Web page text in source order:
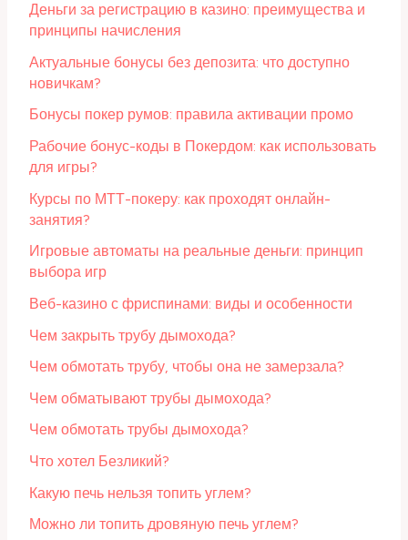
Деньги за регистрацию в казино: преимущества и
принципы начисления
Актуальные бонусы без депозита: что доступно
новичкам?
Бонусы покер румов: правила активации промо
Рабочие бонус-коды в Покердом: как использовать
для игры?
Курсы по МТТ-покеру: как проходят онлайн-
занятия?
Игровые автоматы на реальные деньги: принцип
выбора игр
Веб-казино с фриспинами: виды и особенности
Чем закрыть трубу дымохода?
Чем обмотать трубу, чтобы она не замерзала?
Чем обматывают трубы дымохода?
Чем обмотать трубы дымохода?
Что хотел Безликий?
Какую печь нельзя топить углем?
Можно ли топить дровяную печь углем?